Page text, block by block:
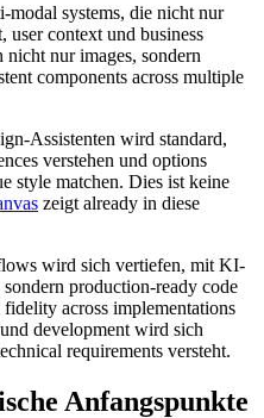
systems, die nicht nur
user context und business
nur images, sondern
components across multiple
Assistenten wird standard,
verstehen und options
style matchen. Dies ist keine
zeigt already in diese
wird sich vertiefen, mit KI-
production-ready code
across implementations
development wird sich
requirements versteht.
Anfangspunkte